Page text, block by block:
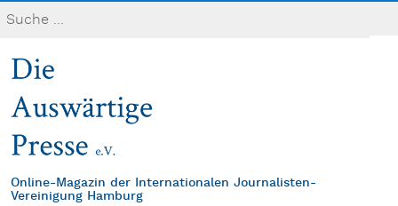
Online-Magazin der Internationalen Journalisten-
Vereinigung Hamburg